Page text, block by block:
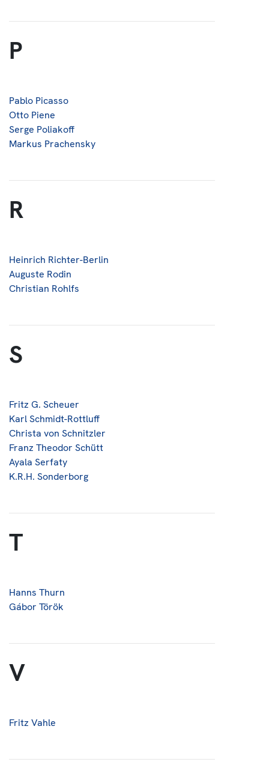
P
Pablo Picasso
Otto Piene
Serge Poliakoff
Markus Prachensky
R
Heinrich Richter-Berlin
Auguste Rodin
Christian Rohlfs
S
Fritz G. Scheuer
Karl Schmidt-Rottluff
Christa von Schnitzler
Franz Theodor Schütt
Ayala Serfaty
K.R.H. Sonderborg
T
Hanns Thurn
Gábor Török
V
Fritz Vahle